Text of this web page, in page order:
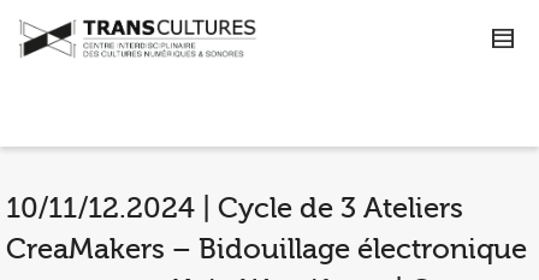
10/11/12.2024 | Cycle de 3 Ateliers
CreaMakers – Bidouillage électronique